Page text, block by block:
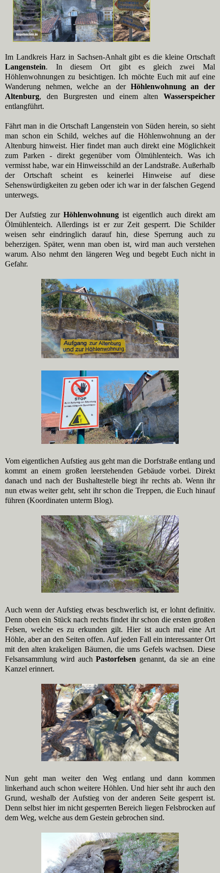
Im Landkreis Harz in Sachsen-Anhalt gibt es die kleine Ortschaft
Langenstein. In diesem Ort gibt es gleich zwei Mal
Höhlenwohnungen zu besichtigen. Ich möchte Euch mit auf eine
Wanderung nehmen, welche an der Höhlenwohnung an der
Altenburg, den Burgresten und einem alten Wasserspeicher
entlangführt.
Fährt man in die Ortschaft Langenstein von Süden herein, so sieht
man schon ein Schild, welches auf die Höhlenwohnung an der
Altenburg hinweist. Hier findet man auch direkt eine Möglichkeit
zum Parken - direkt gegenüber vom Ölmühlenteich. Was ich
vermisst habe, war ein Hinweisschild an der Landstraße. Außerhalb
der Ortschaft scheint es keinerlei Hinweise auf diese
Sehenswürdigkeiten zu geben oder ich war in der falschen Gegend
unterwegs.
Der Aufstieg zur Höhlenwohnung ist eigentlich auch direkt am
Ölmühlenteich. Allerdings ist er zur Zeit gesperrt. Die Schilder
weisen sehr eindringlich darauf hin, diese Sperrung auch zu
beherzigen. Später, wenn man oben ist, wird man auch verstehen
warum. Also nehmt den längeren Weg und begebt Euch nicht in
Gefahr.
Vom eigentlichen Aufstieg aus geht man die Dorfstraße entlang und
kommt an einem großen leerstehenden Gebäude vorbei. Direkt
danach und nach der Bushaltestelle biegt ihr rechts ab. Wenn ihr
nun etwas weiter geht, seht ihr schon die Treppen, die Euch hinauf
führen (Koordinaten unterm Blog).
Auch wenn der Aufstieg etwas beschwerlich ist, er lohnt definitiv.
Denn oben ein Stück nach rechts findet ihr schon die ersten großen
Felsen, welche es zu erkunden gilt. Hier ist auch mal eine Art
Höhle, aber an den Seiten offen. Auf jeden Fall ein interessanter Ort
mit den alten krakeligen Bäumen, die ums Gefels wachsen. Diese
Felsansammlung wird auchPastorfelsen genannt, da sie an eine
Kanzel erinnert.
Nun geht man weiter den Weg entlang und dann kommen
linkerhand auch schon weitere Höhlen. Und hier seht ihr auch den
Grund, weshalb der Aufstieg von der anderen Seite gesperrt ist.
Denn selbst hier im nicht gesperrten Bereich liegen Felsbrocken auf
dem Weg, welche aus dem Gestein gebrochen sind.